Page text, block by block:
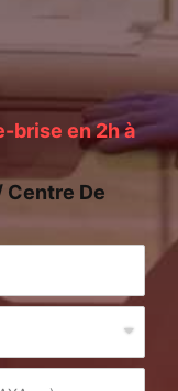
brise en 2h à
Centre De